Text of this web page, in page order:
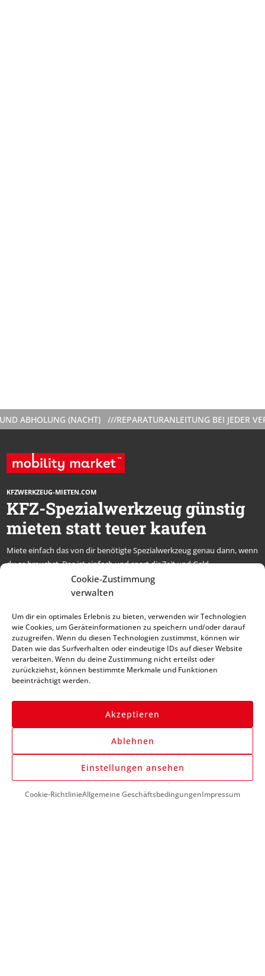
Cookie-Zustimmung
verwalten
Um dir ein optimales Erlebnis zu bieten, verwenden wir Technologien
wie Cookies, um Geräteinformationen zu speichern und/oder darauf
zuzugreifen. Wenn du diesen Technologien zustimmst, können wir
Daten wie das Surfverhalten oder eindeutige IDs auf dieser Website
verarbeiten. Wenn du deine Zustimmung nicht erteilst oder
zurückziehst, können bestimmte Merkmale und Funktionen
beeinträchtigt werden.
Akzeptieren
Ablehnen
Einstellungen ansehen
Cookie-RichtlinieAllgemeine GeschäftsbedingungenImpressum
(NACHT) ///REPARATURANLEITUNG BEI JEDER
KFZWERKZEUG-MIETEN.COM
KFZ-Spezialwerkzeug günstig
mieten statt teuer kaufen
Miete einfach das von dir benötigte Spezialwerkzeug genau dann, wenn
du es brauchst. Das ist einfach und spart dir Zeit und Geld.
* alle Preise netto, zzgl. MwSt.
Newsletter und bleibe
immer auf dem Laufenden